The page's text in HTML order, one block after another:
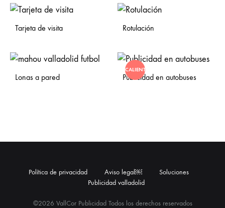
Tarjeta de visita Rotulación
Lonas a pared
CALIENTE
Publicidad en autobuses
©2026 VallCor Publicidad Todos los derechos reservados
Política de privacidad Aviso legal￼
Soluciones
Publicidad valladolid